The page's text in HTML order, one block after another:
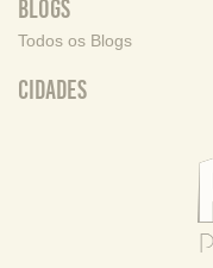
Blogs
Todos os Blogs
Cidades